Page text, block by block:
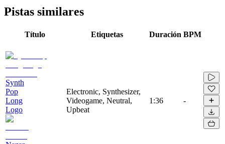
Pistas similares
Título Etiquetas Duración BPM
Synth
Pop
Long
Logo
Electronic, Synthesizer,
Videogame, Neutral,
Upbeat
1:36 -